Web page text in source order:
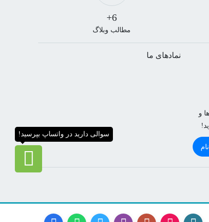
6+
مطالب وبلاگ
و
نمادهای ما
سوالی دارید در واتساپ بپرسید!